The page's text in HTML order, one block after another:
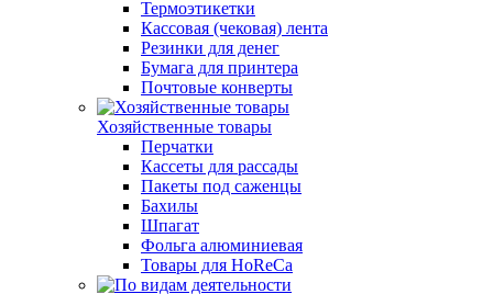
Термоэтикетки
Кассовая (чековая) лента
Резинки для денег
Бумага для принтера
Почтовые конверты
Хозяйственные товары
Перчатки
Кассеты для рассады
Пакеты под саженцы
Бахилы
Шпагат
Фольга алюминиевая
Товары для HoReCa